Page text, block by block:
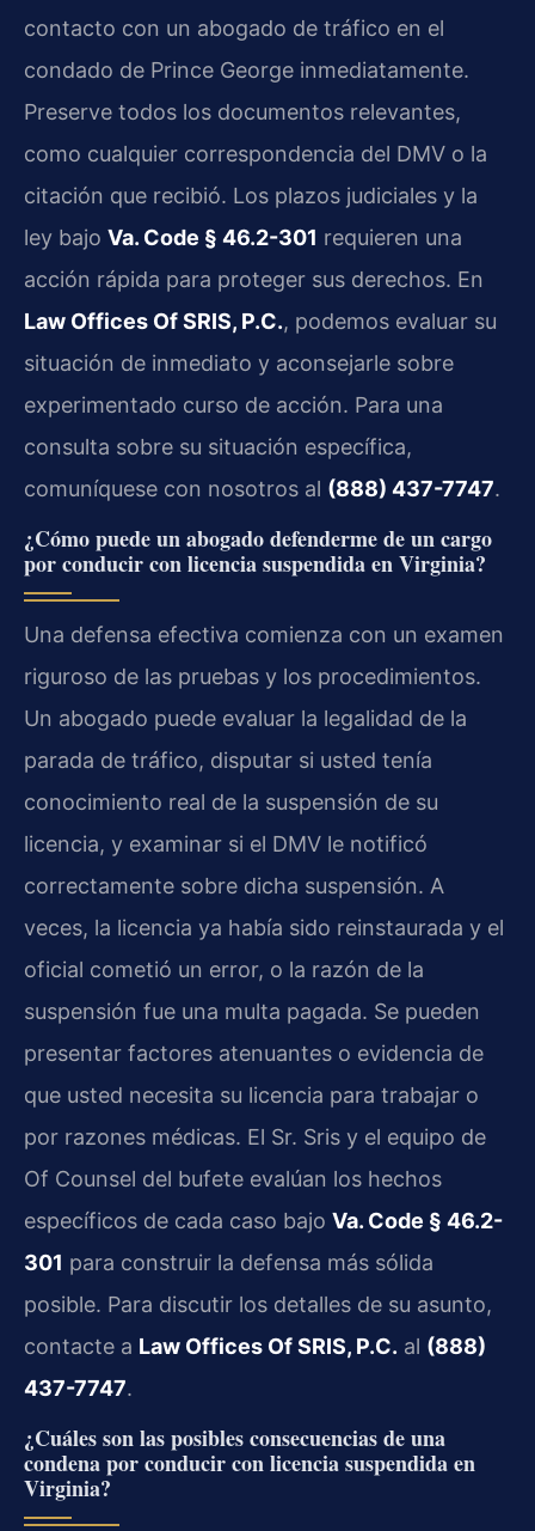
contacto con un abogado de tráfico en el
condado de Prince George inmediatamente.
Preserve todos los documentos relevantes,
como cualquier correspondencia del DMV o la
citación que recibió. Los plazos judiciales y la
ley bajo Va. Code § 46.2-301 requieren una
acción rápida para proteger sus derechos. En
Law Offices Of SRIS, P.C., podemos evaluar su
situación de inmediato y aconsejarle sobre
experimentado curso de acción. Para una
consulta sobre su situación específica,
comuníquese con nosotros al (888) 437-7747.
¿Cómo puede un abogado defenderme de un cargo
por conducir con licencia suspendida en Virginia?
Una defensa efectiva comienza con un examen
riguroso de las pruebas y los procedimientos.
Un abogado puede evaluar la legalidad de la
parada de tráfico, disputar si usted tenía
conocimiento real de la suspensión de su
licencia, y examinar si el DMV le notificó
correctamente sobre dicha suspensión. A
veces, la licencia ya había sido reinstaurada y el
oficial cometió un error, o la razón de la
suspensión fue una multa pagada. Se pueden
presentar factores atenuantes o evidencia de
que usted necesita su licencia para trabajar o
por razones médicas. El Sr. Sris y el equipo de
Of Counsel del bufete evalúan los hechos
específicos de cada caso bajo Va. Code § 46.2-
301 para construir la defensa más sólida
posible. Para discutir los detalles de su asunto,
contacte a Law Offices Of SRIS, P.C. al (888)
437-7747.
¿Cuáles son las posibles consecuencias de una
condena por conducir con licencia suspendida en
Virginia?